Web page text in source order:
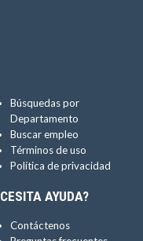
Búsquedas por
Departamento
Buscar empleo
Términos de uso
Política de privacidad
AYUDA?
Contáctenos